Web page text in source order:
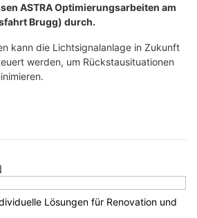
ASTRA Optimierungsarbeiten am
Brugg) durch.
kann die Lichtsignalanlage in Zukunft
werden, um Rückstausituationen
Lösungen für Renovation und